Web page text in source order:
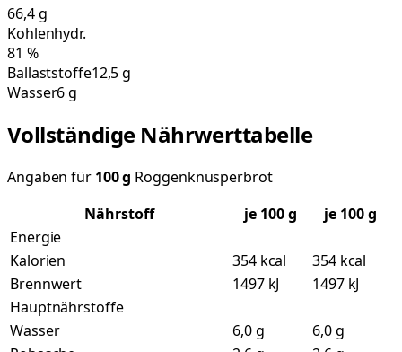
66,4g
Kohlenhydr.
81 %
Ballaststoffe12,5 g
Wasser6 g
Vollständige Nährwerttabelle
Angaben für 100g Roggenknusperbrot
Nährstoff
je 100g
je 100 g
Energie
Kalorien
354 kcal
354 kcal
Brennwert
1497 kJ
1497 kJ
Hauptnährstoffe
Wasser
6,0 g
6,0 g